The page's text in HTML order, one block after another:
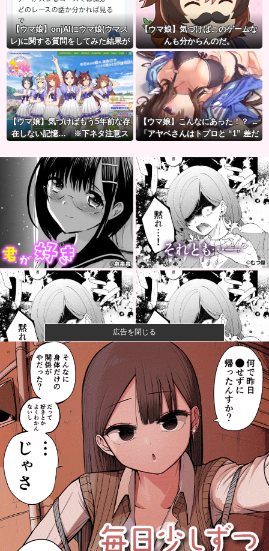
【ウマ娘】onjAIにウマ娘(ウマス
レ)に関する質問をしてみた結果が
草ｗｗｗ
【ウマ娘】気づけばこのゲームな
んも分からんのだ。
【ウマ娘】気づけばもう5年前な存
在しない記憶… ※下ネタ注意ス
【ウマ娘】こんなにあった！？ ←
「アヤベさんはトプロと “1” 差だ
【警告】社会人「スムージーにキウイ皮ごと入れよ。
これ美容にい...
【悲報】風俗嬢やってる女の末路ｗｗｗｗｗｗｗｗｗ
ｗｗ
【悲報】映画館の客、ほぼバイオテロレベルのやらか
しで観客が避...
【画像】石川佳純さん(31)の体、エッッッッッッッッッ
ッッッ...
【仮面ライダーマイス】「変身ベルト DXマイスドライ
バー」ほ...
【朗報】秋田に日本最大級のAIデータセンター建設
へ 総事業費...
【広島対巨人14回戦】4（捕） 大城 卓三 6（一） 小
濱...
ベアマンがアストンマーチンからの高額オファーを拒
否してフェラ...
充電ケーブルってさ他
広告を閉じる